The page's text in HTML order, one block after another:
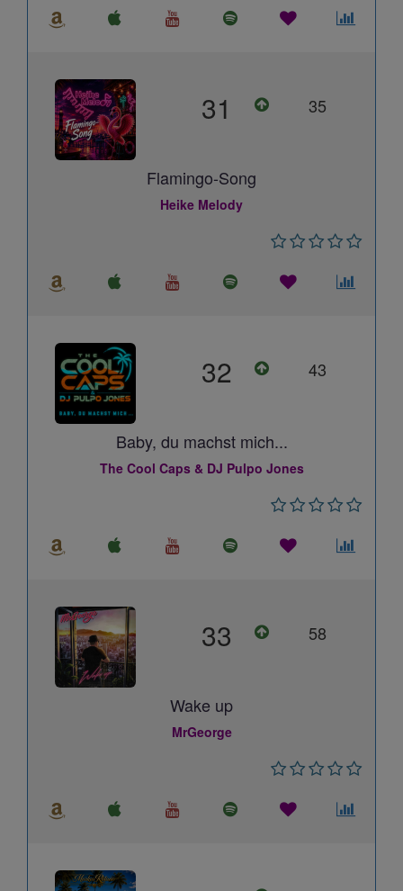
31 35
Flamingo-Song
Heike Melody
32 43
Baby, du machst mich...
The Cool Caps & DJ Pulpo Jones
33 58
Wake up
MrGeorge